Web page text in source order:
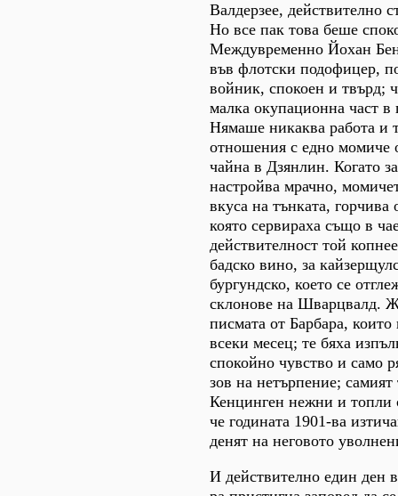
Валдерзее, действително
Но все пак това беше
Междувременно Йохан
във флотски подофицер,
войник, спокоен и твърд;
малка окупационна част в
Нямаше никаква работа и
отношения с едно момиче
чайна в Дзянлин. Когато
настройва мрачно,
вкуса на тънката, горчива
която сервираха също в
действителност той
бадско вино, за
бургундско, което се
склонове на Шварцвалд.
писмата от Барбара, които
всеки месец; те бяха
спокойно чувство и само
зов на нетърпение;
Кенцинген нежни и топли
че годината 1901-ва
денят на неговото
И действително един ден